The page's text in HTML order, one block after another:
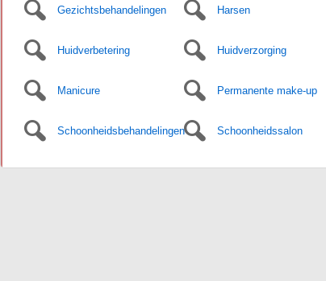
Gezichtsbehandelingen Harsen
Huidverbetering Huidverzorging
Manicure Permanente make-up
Schoonheidsbehandelingen Schoonheidssalon